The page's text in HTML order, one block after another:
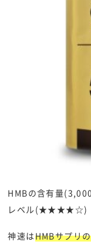
HMBの含有量
レベル(★★★★☆)
神速はHMBサプリ